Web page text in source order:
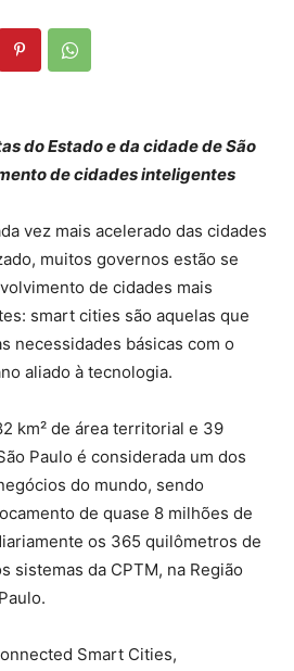
do Estado e da cidade de São
de cidades inteligentes
vez mais acelerado das cidades
muitos governos estão se
de cidades mais
smart cities são aquelas que
necessidades básicas com o
aliado à tecnologia.
km² de área territorial e 39
Paulo é considerada um dos
do mundo, sendo
de quase 8 milhões de
os 365 quilômetros de
sistemas da CPTM, na Região
Smart Cities,